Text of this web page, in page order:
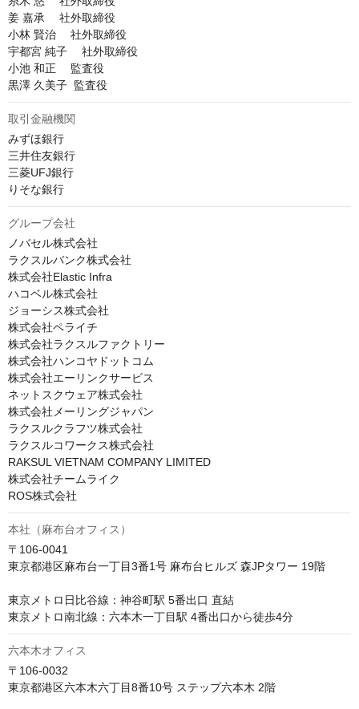
姜 嘉承 　社外取締役
小林 賢治 　社外取締役
宇都宮 純子 　社外取締役
小池 和正 　監査役
黒澤 久美子  監査役
取引金融機関
みずほ銀行
三井住友銀行
三菱UFJ銀行
りそな銀行
グループ会社
ノバセル株式会社
ラクスルバンク株式会社
株式会社Elastic Infra
ハコベル株式会社
ジョーシス株式会社
株式会社ペライチ
株式会社ラクスルファクトリー
株式会社ハンコヤドットコム
株式会社エーリンクサービス
ネットスクウェア株式会社
株式会社メーリングジャパン
ラクスルクラフツ株式会社
ラクスルコワークス株式会社
RAKSUL VIETNAM COMPANY LIMITED
株式会社チームライク
ROS株式会社
本社（麻布台オフィス）
〒106-0041
東京都港区麻布台一丁目3番1号 麻布台ヒルズ 森JPタワー 19階
東京メトロ日比谷線：神谷町駅 5番出口 直結
東京メトロ南北線：六本木一丁目駅 4番出口から徒歩4分
六本木オフィス
〒106-0032
東京都港区六本木六丁目8番10号 ステップ六本木 2階